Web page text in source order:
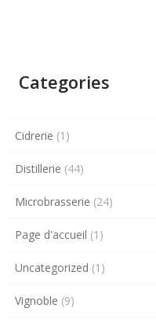
Categories
Cidrerie (1)
Distillerie (44)
Microbrasserie (24)
Page d'accueil (1)
Uncategorized (1)
Vignoble (9)